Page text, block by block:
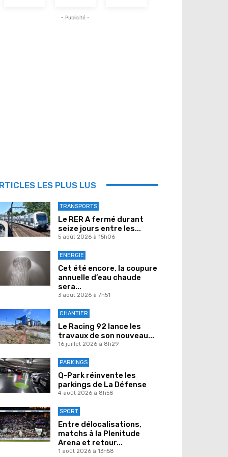
- Publicité -
LES PLUS LUS
TRANSPORTS
Le RER A fermé durant
seize jours entre les...
5 août 2026 à 15h06
ENERGIE
Cet été encore, la coupure
annuelle d’eau chaude
sera...
3 août 2026 à 7h51
CHANTIER
Le Racing 92 lance les
travaux de son nouveau...
16 juillet 2026 à 8h29
PARKINGS
Q-Park réinvente les
parkings de La Défense
4 août 2026 à 8h58
SPORT
Entre délocalisations,
matchs à la Plenitude
Arena et retour...
1 août 2026 à 13h58